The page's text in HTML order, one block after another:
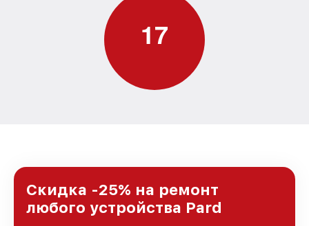
17
Скидка -25% на ремонт
любого устройства Pard